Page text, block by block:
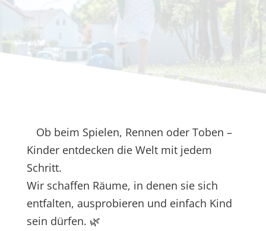
Ob beim Spielen, Rennen oder Toben –
Kinder entdecken die Welt mit jedem
Schritt.
Wir schaffen Räume, in denen sie sich
entfalten, ausprobieren und einfach Kind
sein dürfen. 🌿